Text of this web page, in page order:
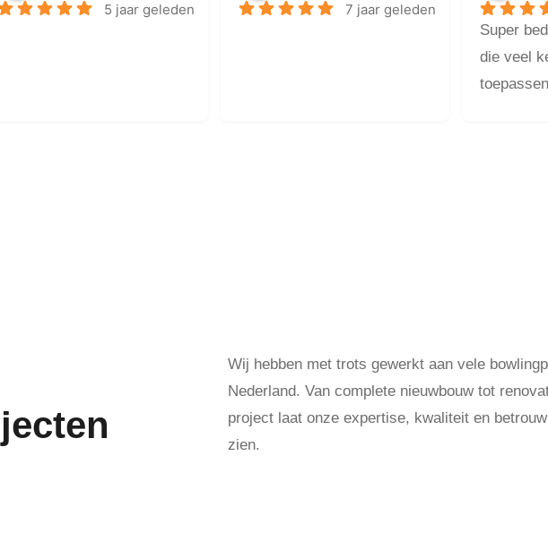
5 jaar geleden 7 jaar geleden
Super
die veel
toepassen
Wij hebben met trots gewerkt aan vele
Nederland. Van complete nieuwbouw tot
project laat onze expertise, kwaliteit en
zien.